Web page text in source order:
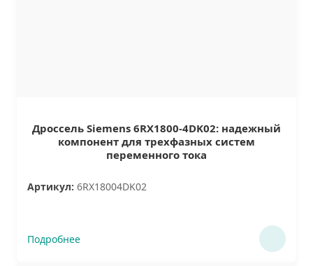
Дроссель Siemens 6RX1800-4DK02: надежный
компонент для трехфазных систем
переменного тока
Артикул: 6RX18004DK02
Подробнее